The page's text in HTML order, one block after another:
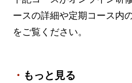
ースの詳細や定期コース内
をご覧ください。
もっと見る